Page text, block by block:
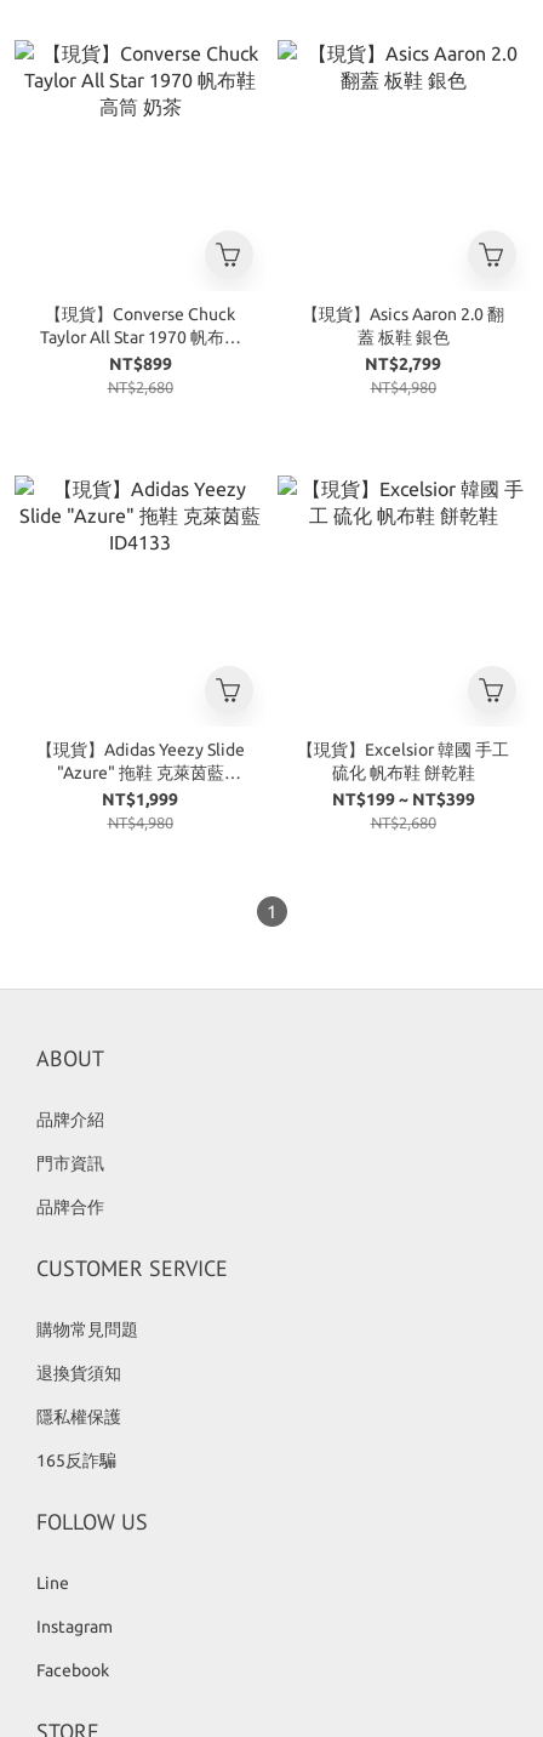
【現貨】Converse Chuck
Taylor All Star 1970 帆布鞋
高筒 奶茶
NT$899
NT$2,680
【現貨】Asics Aaron 2.0 翻
蓋 板鞋 銀色
NT$2,799
NT$4,980
【現貨】Adidas Yeezy Slide
"Azure" 拖鞋 克萊茵藍
ID4133
NT$1,999
NT$4,980
【現貨】Excelsior 韓國 手工
硫化 帆布鞋 餅乾鞋
NT$199 ~ NT$399
NT$2,680
1
ABOUT
品牌介紹
門市資訊
品牌合作
CUSTOMER SERVICE
購物常見問題
退換貨須知
隱私權保護
165反詐騙
FOLLOW US
Line
Instagram
Facebook